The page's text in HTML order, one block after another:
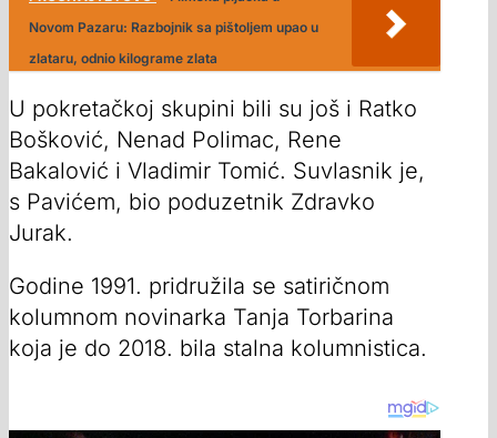
Novom Pazaru: Razbojnik sa pištoljem upao u
zlataru, odnio kilograme zlata
U pokretačkoj skupini bili su još i Ratko
Bošković, Nenad Polimac, Rene
Bakalović i Vladimir Tomić. Suvlasnik je,
s Pavićem, bio poduzetnik Zdravko
Jurak.
Godine 1991. pridružila se satiričnom
kolumnom novinarka Tanja Torbarina
koja je do 2018. bila stalna kolumnistica.